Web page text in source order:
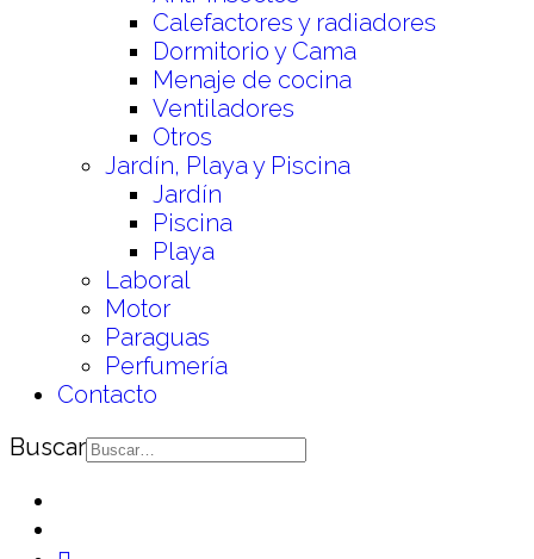
Calefactores y radiadores
Dormitorio y Cama
Menaje de cocina
Ventiladores
Otros
Jardín, Playa y Piscina
Jardín
Piscina
Playa
Laboral
Motor
Paraguas
Perfumería
Contacto
Buscar